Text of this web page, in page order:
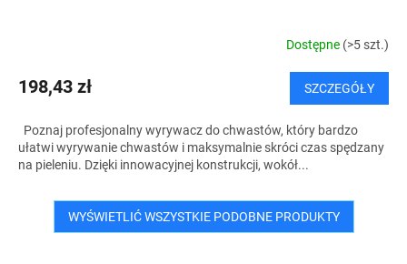
Dostępne (>5 szt.)
198,43 zł SZCZEGÓŁY
Poznaj profesjonalny wyrywacz do chwastów, który bardzo
ułatwi wyrywanie chwastów i maksymalnie skróci czas spędzany
na pieleniu. Dzięki innowacyjnej konstrukcji, wokół...
WYŚWIETLIĆ WSZYSTKIE PODOBNE PRODUKTY